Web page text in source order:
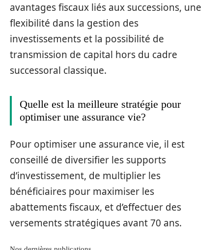
avantages fiscaux liés aux successions, une
flexibilité dans la gestion des
investissements et la possibilité de
transmission de capital hors du cadre
successoral classique.
Quelle est la meilleure stratégie pour
optimiser une assurance vie?
Pour optimiser une assurance vie, il est
conseillé de diversifier les supports
d’investissement, de multiplier les
bénéficiaires pour maximiser les
abattements fiscaux, et d’effectuer des
versements stratégiques avant 70 ans.